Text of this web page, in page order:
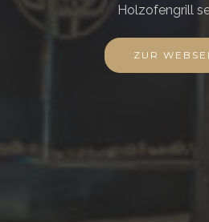
Holzofengrill
ZUR